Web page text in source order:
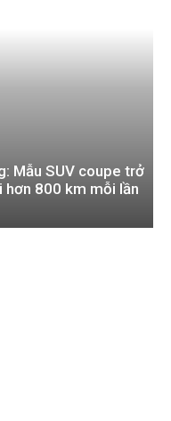
Mẫu SUV coupe trở
hơn 800 km mỗi lần